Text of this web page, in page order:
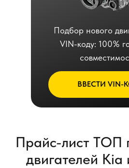
ВВЕСТИ VIN-
Подбор нового
VIN-коду: 100%
Прайс-лист ТОП
двигателей